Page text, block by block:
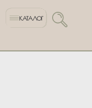
КАТАЛОГ